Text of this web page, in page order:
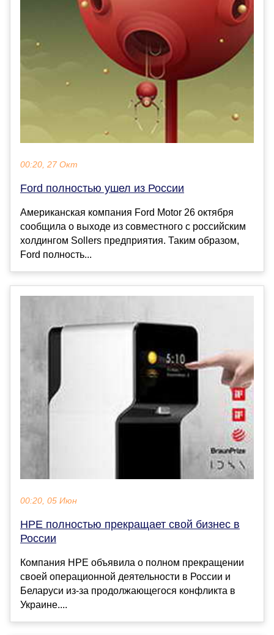
00:20, 27 Окт
Ford полностью ушел из России
Американская компания Ford Motor 26 октября
сообщила о выходе из совместного с российским
холдингом Sollers предприятия. Таким образом,
Ford полность...
00:20, 05 Июн
HPE полностью прекращает свой бизнес в
России
Компания HPE объявила о полном прекращении
своей операционной деятельности в России и
Беларуси из-за продолжающегося конфликта в
Украине....